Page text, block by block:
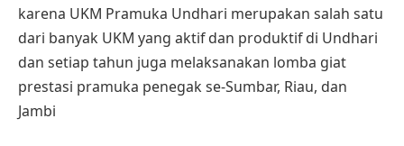
karena UKM Pramuka Undhari merupakan salah satu
dari banyak UKM yang aktif dan produktif di Undhari
dan setiap tahun juga melaksanakan lomba giat
prestasi pramuka penegak se-Sumbar, Riau, dan
Jambi